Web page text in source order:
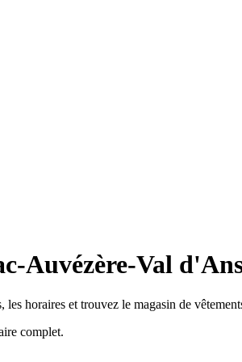
Auvézère-Val
horaires et trouvez le magasin de
complet.